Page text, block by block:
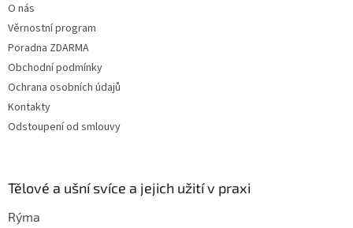
O nás
Věrnostní program
Poradna ZDARMA
Obchodní podmínky
Ochrana osobních údajů
Kontakty
Odstoupení od smlouvy
Tělové a ušní svíce a jejich užití v praxi
Rýma